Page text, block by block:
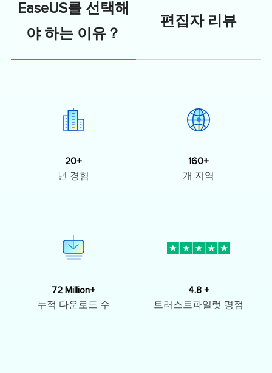
EaseUS를 선택해
야 하는 이유？
편집자 리뷰
20+
년 경험
160+
개 지역
72 Million+
누적 다운로드 수
4.8 +
트러스트파일럿 평점